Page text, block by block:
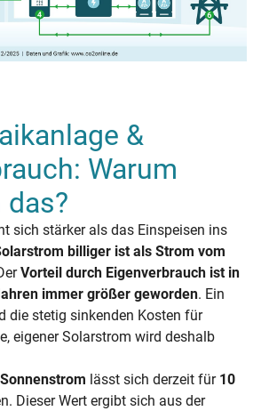
&
Warum
das?
sich stärker als das Einspeisen ins
billiger ist als Strom vom
Vorteil durch Eigenverbrauch ist in
immer größer geworden. Ein
die stetig sinkenden Kosten für
eigener Solarstrom wird deshalb
lässt sich derzeit für 10
Dieser Wert ergibt sich aus der